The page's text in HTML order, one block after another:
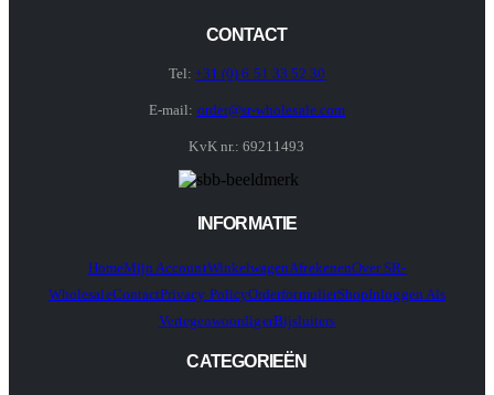
CONTACT
Tel: +31 (0) 6 51 33 52 30
E-mail: order@sr-wholesale.com
KvK nr.: 69211493
INFORMATIE
HomeMijn AccountWinkelwagenAfrekenenOver SR-
WholesaleContactPrivacy PolicyOrderformulierShopInloggen Als
VertegenwoordigerBijsluiters
CATEGORIEËN